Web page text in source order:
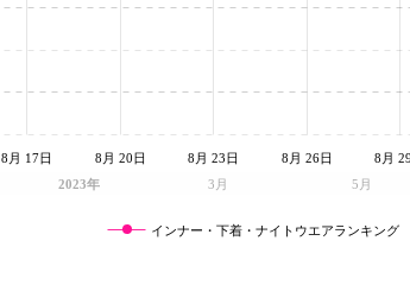
2023年 3月 5月
8月 17日 8月 20日 8月 23日 8月 26日 8月
インナー・下着・ナイトウエアランキング